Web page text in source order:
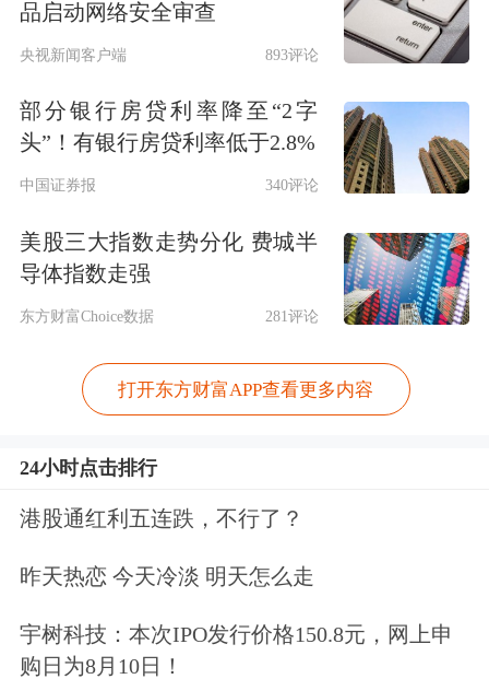
美东时间周五，道指收涨34.30点，或
0.12%，报27931.02点；纳指收跌23.20
点，或0.21%，报11019.30点；标普500
指数收跌0.58点，或0.02%，报3372.85
点。
品启动网络安全审查
央视新闻客户端 893评论
部分银行房贷利率降至“2字
头”！有银行房贷利率低于2.8%
中国证券报 340评论
美股三大指数走势分化 费城半
导体指数走强
东方财富Choice数据 281评论
打开东方财富APP查看更多内容
24小时点击排行
港股通红利五连跌，不行了？
昨天热恋 今天冷淡 明天怎么走
宇树科技：本次IPO发行价格150.8元，网上申
购日为8月10日！